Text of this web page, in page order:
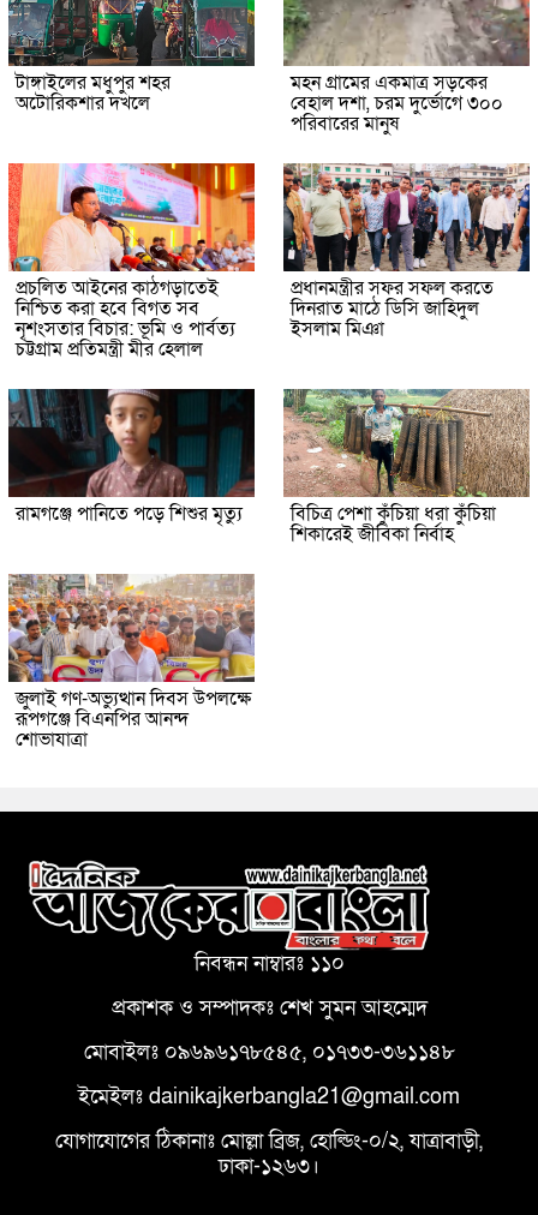
টাঙ্গাইলের মধুপুর শহর
অটোরিকশার দখলে
মহন গ্রামের একমাত্র সড়কের
বেহাল দশা, চরম দুর্ভোগে ৩০০
পরিবারের মানুষ
প্রচলিত আইনের কাঠগড়াতেই
নিশ্চিত করা হবে বিগত সব
নৃশংসতার বিচার: ভূমি ও পার্বত্য
চট্টগ্রাম প্রতিমন্ত্রী মীর হেলাল
প্রধানমন্ত্রীর সফর সফল করতে
দিনরাত মাঠে ডিসি জাহিদুল
ইসলাম মিঞা
রামগঞ্জে পানিতে পড়ে শিশুর মৃত্যু বিচিত্র পেশা কুঁচিয়া ধরা কুঁচিয়া
শিকারেই জীবিকা নির্বাহ
জুলাই গণ-অভ্যুত্থান দিবস উপলক্ষে
রূপগঞ্জে বিএনপির আনন্দ
শোভাযাত্রা
নিবন্ধন নাম্বারঃ ১১০
প্রকাশক ও সম্পাদকঃ শেখ সুমন আহম্মেদ
মোবাইলঃ ০৯৬৯৬১৭৮৫৪৫, ০১৭৩৩-৩৬১১৪৮
ইমেইলঃ dainikajkerbangla21@gmail.com
যোগাযোগের ঠিকানাঃ মোল্লা ব্রিজ, হোল্ডিং-০/২, যাত্রাবাড়ী,
ঢাকা-১২৬৩।